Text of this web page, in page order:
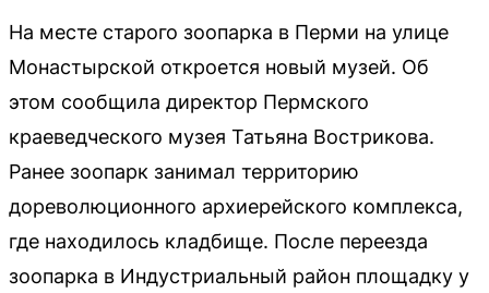
На месте старого зоопарка в Перми на улице
Монастырской откроется новый музей. Об
этом сообщила директор Пермского
краеведческого музея Татьяна Вострикова.
Ранее зоопарк занимал территорию
дореволюционного архиерейского комплекса,
где находилось кладбище. После переезда
зоопарка в Индустриальный район площадку у